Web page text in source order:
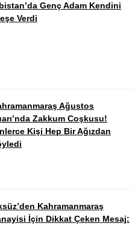
Genç Adam Kendini
Verdi
Ağustos
Zakkum Coşkusu!
Kişi Hep Bir Ağızdan
Kahramanmaraş
İçin Dikkat Çeken Mesaj: